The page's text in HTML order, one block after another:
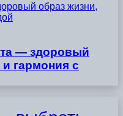
образ жизни,
— здоровый
гармония с